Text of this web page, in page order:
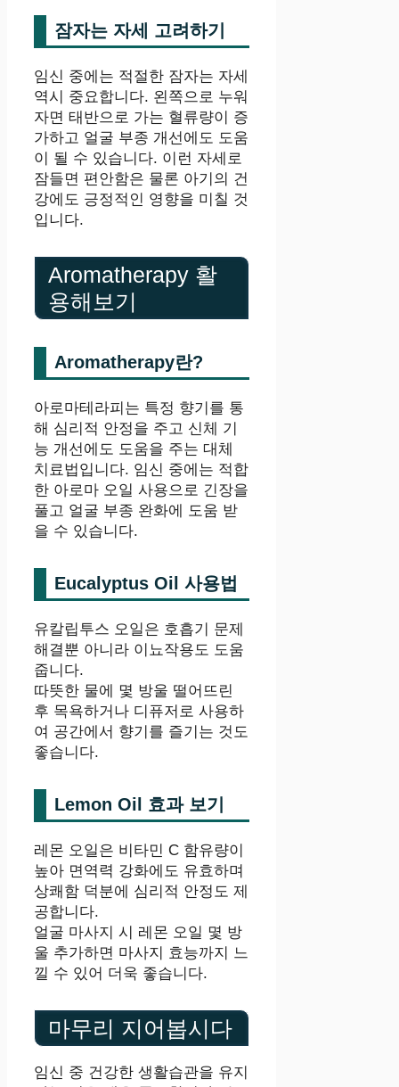
잠자는 자세 고려하기
임신 중에는 적절한 잠자는 자세
역시 중요합니다. 왼쪽으로 누워
자면 태반으로 가는 혈류량이 증
가하고 얼굴 부종 개선에도 도움
이 될 수 있습니다. 이런 자세로
잠들면 편안함은 물론 아기의 건
강에도 긍정적인 영향을 미칠 것
입니다.
Aromatherapy 활
용해보기
Aromatherapy란?
아로마테라피는 특정 향기를 통
해 심리적 안정을 주고 신체 기
능 개선에도 도움을 주는 대체
치료법입니다. 임신 중에는 적합
한 아로마 오일 사용으로 긴장을
풀고 얼굴 부종 완화에 도움 받
을 수 있습니다.
Eucalyptus Oil 사용법
유칼립투스 오일은 호흡기 문제
해결뿐 아니라 이뇨작용도 도움
줍니다.
따뜻한 물에 몇 방울 떨어뜨린
후 목욕하거나 디퓨저로 사용하
여 공간에서 향기를 즐기는 것도
좋습니다.
Lemon Oil 효과 보기
레몬 오일은 비타민 C 함유량이
높아 면역력 강화에도 유효하며
상쾌함 덕분에 심리적 안정도 제
공합니다.
얼굴 마사지 시 레몬 오일 몇 방
울 추가하면 마사지 효능까지 느
낄 수 있어 더욱 좋습니다.
마무리 지어봅시다
임신 중 건강한 생활습관을 유지